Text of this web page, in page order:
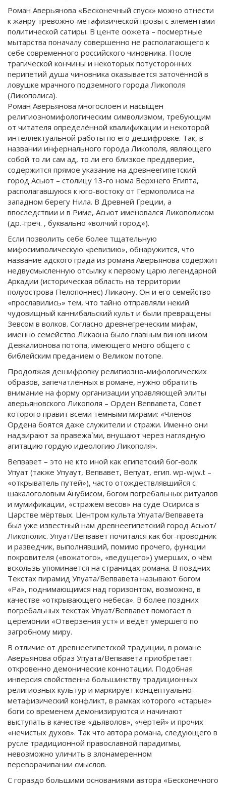
Роман Аверьянова «Бесконечный спуск» можно отнести
к жанру тревожно-метафизической прозы с элементами
политической сатиры. В центе сюжета – посмертные
мытарства поначалу совершенно не располагающего к
себе современного российского чиновника. После
трагической кончины и некоторых потусторонних
перипетий душа чиновника оказывается заточённой в
ловушке мрачного подземного города Ликополя
(Ликополиса).
Роман Аверьянова многослоен и насыщен
религиозномифологическим символизмом, требующим
от читателя определённой квалификации и некоторой
интеллектуальной работы по его дешифровке. Так, в
названии инфернального города Ликополя, являющего
собой то ли сам ад, то ли его близкое преддверие,
содержится прямое указание на древнеегипетский
город Асьют – столицу 13-го нома Верхнего Египта,
располагавшуюся к юго-востоку от Гермополиса на
западном берегу Нила. В Древней Греции, а
впоследствии и в Риме, Асьют именовался Ликополисом
(др.-греч. , буквально «волчий город»).
Если позволить себе более тщательную
мифосимволическую «ревизию», обнаружится, что
название адского града из романа Аверьянова содержит
недвусмысленную отсылку к первому царю легендарной
Аркадии (историческая область на территории
полуострова Пелопоннес) Ликаону. Он и его семейство
«прославились» тем, что тайно отправляли некий
чудовищный каннибальский культ и были превращены
Зевсом в волков. Согласно древнегреческим мифам,
именно семейство Ликаона было главным виновником
Девкалионова потопа, имеющего много общего с
библейским преданием о Великом потопе.
Продолжая дешифровку религиозно-мифологических
образов, запечатлённых в романе, нужно обратить
внимание на форму организации управляющей элиты
аверьяновского Ликополя – Орден Вепвавета, Совет
которого правит всеми тёмными мирами: «Членов
Ордена боятся даже служители и стражи. Именно они
надзирают за правежа`ми, внушают через наглядную
агитацию гордую идеологию Ликополя».
Вепвавет – это не кто иной как египетский бог-волк
Упуат (также Упуаут, Вепвавет, Вепуат, егип. wp-wjw.t –
«открыватель путей»), часто отождествлявшийся с
шакалоголовым Анубисом, богом погребальных ритуалов
и мумификации, «стражем весов» на суде Осириса в
Царстве мёртвых. Центром культа Упуата/Вепвавета
был уже известный нам древнеегипетский город Асьют/
Ликополис. Упуат/Вепвавет почитался как бог-проводник
и разведчик, выполнявший, помимо прочего, функции
покровителя («вожатого», «ведущего») умерших, о чём
вскользь упоминается на страницах романа. В поздних
Текстах пирамид Упуата/Вепвавета называют богом
«Ра», поднимающимся над горизонтом, возможно, в
качестве «открывающего небеса». В более поздних
погребальных текстах Упуат/Вепвавет помогает в
церемонии «Отверзения уст» и ведёт умершего по
загробному миру.
В отличие от древнеегипетской традиции, в романе
Аверьянова образ Упуата/Вепвавета приобретает
откровенно демонические коннотации. Подобная
инверсия свойственна большинству традиционных
религиозных культур и маркирует концептуально-
метафизический конфликт, в рамках которого «старые»
боги со временем демонизируются и начинают
выступать в качестве «дьяволов», «чертей» и прочих
«нечистых духов». Так что автора романа, следующего в
русле традиционной православной парадигмы,
невозможно уличить в злонамеренном
переворачивании смыслов.
С гораздо большими основаниями автора «Бесконечного